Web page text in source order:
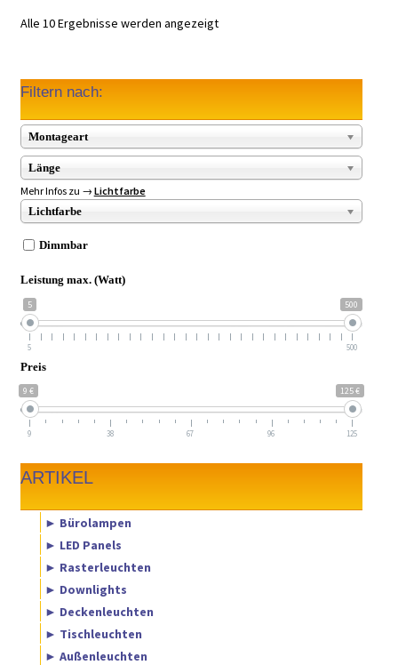
Alle 10 Ergebnisse werden angezeigt
Filtern nach:
Montageart
Länge
Mehr Infos zu → Lichtfarbe
Lichtfarbe
Dimmbar
Leistung max. (Watt)
5 500
5 500
Preis
9 € 125 €
9 38 67 96 125
ARTIKEL
► Bürolampen
► LED Panels
► Rasterleuchten
► Downlights
► Deckenleuchten
► Tischleuchten
► Außenleuchten